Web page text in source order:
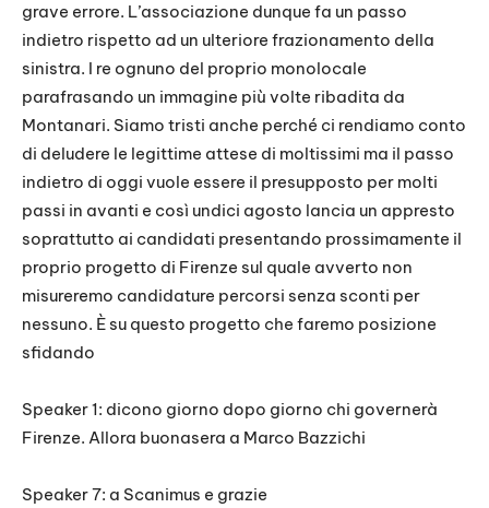
grave errore. L’associazione dunque fa un passo
indietro rispetto ad un ulteriore frazionamento della
sinistra. I re ognuno del proprio monolocale
parafrasando un immagine più volte ribadita da
Montanari. Siamo tristi anche perché ci rendiamo conto
di deludere le legittime attese di moltissimi ma il passo
indietro di oggi vuole essere il presupposto per molti
passi in avanti e così undici agosto lancia un appresto
soprattutto ai candidati presentando prossimamente il
proprio progetto di Firenze sul quale avverto non
misureremo candidature percorsi senza sconti per
nessuno. È su questo progetto che faremo posizione
sfidando
Speaker 1: dicono giorno dopo giorno chi governerà
Firenze. Allora buonasera a Marco Bazzichi
Speaker 7: a Scanimus e grazie